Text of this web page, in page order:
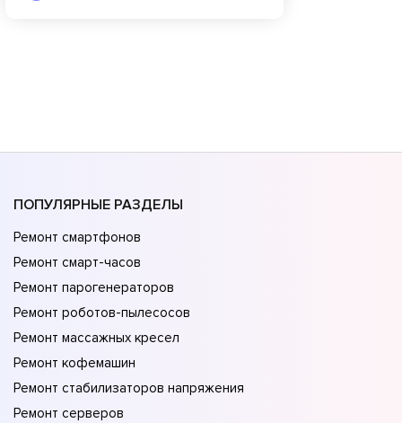
ПОПУЛЯРНЫЕ РАЗДЕЛЫ
Ремонт смартфонов
Ремонт смарт-часов
Ремонт парогенераторов
Ремонт роботов-пылесосов
Ремонт массажных кресел
Ремонт кофемашин
Ремонт стабилизаторов напряжения
Ремонт серверов